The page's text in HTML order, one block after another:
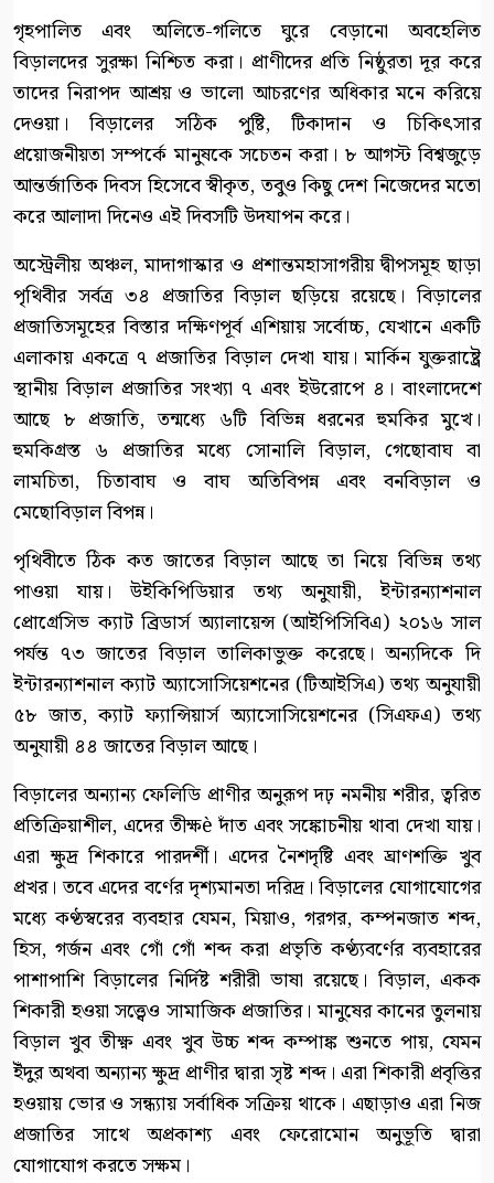
গৃহপালিত এবং অলিতে-গলিতে ঘুরে বেড়ানো অবহেলিত
বিড়ালদের সুরক্ষা নিশ্চিত করা। প্রাণীদের প্রতি নিষ্ঠুরতা দূর করে
তাদের নিরাপদ আশ্রয় ও ভালো আচরণের অধিকার মনে করিয়ে
দেওয়া। বিড়ালের সঠিক পুষ্টি, টিকাদান ও চিকিৎসার
প্রয়োজনীয়তা সম্পর্কে মানুষকে সচেতন করা। ৮ আগস্ট বিশ্বজুড়ে
আন্তর্জাতিক দিবস হিসেবে স্বীকৃত, তবুও কিছু দেশ নিজেদের মতো
করে আলাদা দিনেও এই দিবসটি উদযাপন করে।
অস্ট্রেলীয় অঞ্চল, মাদাগাস্কার ও প্রশান্তমহাসাগরীয় দ্বীপসমূহ ছাড়া
পৃথিবীর সর্বত্র ৩৪ প্রজাতির বিড়াল ছড়িয়ে রয়েছে। বিড়ালের
প্রজাতিসমূহের বিস্তার দক্ষিণপূর্ব এশিয়ায় সর্বোচ্চ, যেখানে একটি
এলাকায় একত্রে ৭ প্রজাতির বিড়াল দেখা যায়। মার্কিন যুক্তরাষ্ট্রে
স্থানীয় বিড়াল প্রজাতির সংখ্যা ৭ এবং ইউরোপে ৪। বাংলাদেশে
আছে ৮ প্রজাতি, তন্মধ্যে ৬টি বিভিন্ন ধরনের হুমকির মুখে।
হুমকিগ্রস্ত ৬ প্রজাতির মধ্যে সোনালি বিড়াল, গেছোবাঘ বা
লামচিতা, চিতাবাঘ ও বাঘ অতিবিপন্ন এবং বনবিড়াল ও
মেছোবিড়াল বিপন্ন।
পৃথিবীতে ঠিক কত জাতের বিড়াল আছে তা নিয়ে বিভিন্ন তথ্য
পাওয়া যায়। উইকিপিডিয়ার তথ্য অনুযায়ী, ইন্টারন্যাশনাল
প্রোগ্রেসিভ ক্যাট ব্রিডার্স অ্যালায়েন্স (আইপিসিবিএ) ২০১৬ সাল
পর্যন্ত ৭৩ জাতের বিড়াল তালিকাভুক্ত করেছে। অন্যদিকে দি
ইন্টারন্যাশনাল ক্যাট অ্যাসোসিয়েশনের (টিআইসিএ) তথ্য অনুযায়ী
৫৮ জাত, ক্যাট ফ্যান্সিয়ার্স অ্যাসোসিয়েশনের (সিএফএ) তথ্য
অনুযায়ী ৪৪ জাতের বিড়াল আছে।
বিড়ালের অন্যান্য ফেলিডি প্রাণীর অনুরূপ দঢ় নমনীয় শরীর, ত্বরিত
প্রতিক্রিয়াশীল, এদের তীক্ষè দাঁত এবং সঙ্কোচনীয় থাবা দেখা যায়।
এরা ক্ষুদ্র শিকারে পারদর্শী। এদের নৈশদৃষ্টি এবং ঘ্রাণশক্তি খুব
প্রখর। তবে এদের বর্ণের দৃশ্যমানতা দরিদ্র। বিড়ালের যোগাযোগের
মধ্যে কণ্ঠস্বরের ব্যবহার যেমন, মিয়াও, গরগর, কম্পনজাত শব্দ,
হিস, গর্জন এবং গোঁ গোঁ শব্দ করা প্রভৃতি কণ্ঠ্যবর্ণের ব্যবহারের
পাশাপাশি বিড়ালের নির্দিষ্ট শরীরী ভাষা রয়েছে। বিড়াল, একক
শিকারী হওয়া সত্ত্বেও সামাজিক প্রজাতির। মানুষের কানের তুলনায়
বিড়াল খুব তীক্ষ্ণ এবং খুব উচ্চ শব্দ কম্পাঙ্ক শুনতে পায়, যেমন
ইঁদুর অথবা অন্যান্য ক্ষুদ্র প্রাণীর দ্বারা সৃষ্ট শব্দ। এরা শিকারী প্রবৃত্তির
হওয়ায় ভোর ও সন্ধ্যায় সর্বাধিক সক্রিয় থাকে। এছাড়াও এরা নিজ
প্রজাতির সাথে অপ্রকাশ্য এবং ফেরোমোন অনুভূতি দ্বারা
যোগাযোগ করতে সক্ষম।